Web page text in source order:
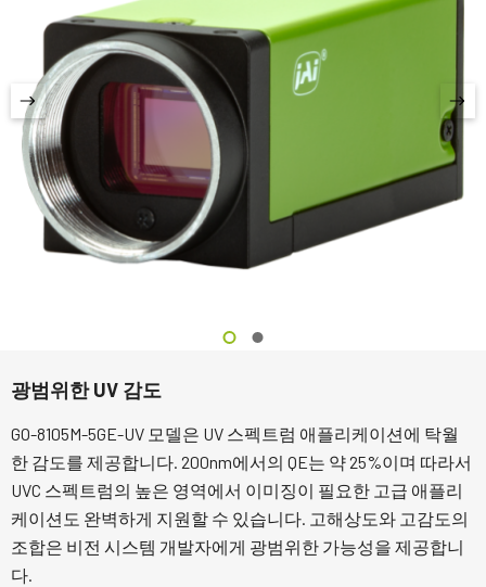
광범위한 UV 감도
GO-8105M-5GE-UV 모델은 UV 스펙트럼 애플리케이션에 탁월
한 감도를 제공합니다. 200nm에서의 QE는 약 25%이며 따라서
UVC 스펙트럼의 높은 영역에서 이미징이 필요한 고급 애플리
케이션도 완벽하게 지원할 수 있습니다. 고해상도와 고감도의
조합은 비전 시스템 개발자에게 광범위한 가능성을 제공합니
다.